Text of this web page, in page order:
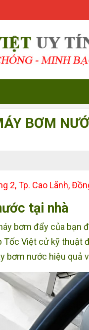
BƠM
2, Tp. Cao Lãnh,
tại nhà
bơm đẩy của bạn
Tốc Việt cử kỹ thuật
bơm nước hiệu quả